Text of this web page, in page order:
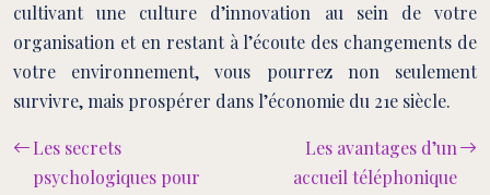
cultivant une culture d’innovation au sein de votre
organisation et en restant à l’écoute des changements de
votre environnement, vous pourrez non seulement
survivre, mais prospérer dans l’économie du 21e siècle.
Les secrets
psychologiques pour
Les avantages d’un
accueil téléphonique